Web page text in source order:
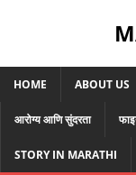
HOME ABOUT US
आरोग्य आणि सुंदरता
STORY IN MARATHI